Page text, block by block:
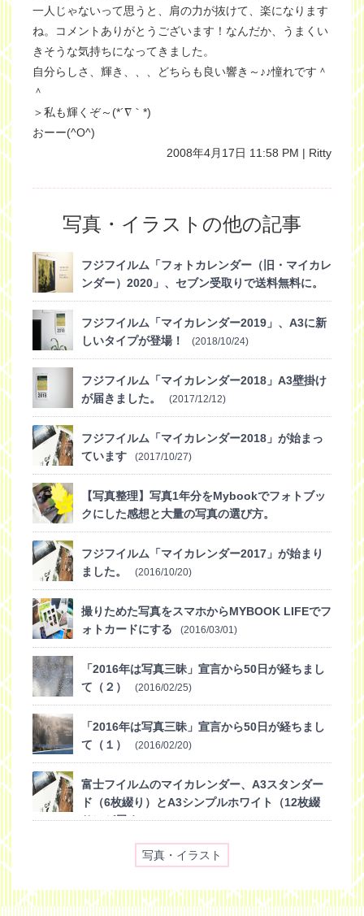
一人じゃないって思うと、肩の力が抜けて、楽になります
ね。コメントありがとうございます！なんだか、うまくい
きそうな気持ちになってきました。
自分らしさ、輝き、、、どちらも良い響き～♪♪憧れです＾
＾
＞私も輝くぞ～(*´∇｀*)
おーー(^O^)
2008年4月17日 11:58 PM | Ritty
写真・イラストの他の記事
フジフイルム「フォトカレンダー（旧・マイカレ
ンダー）2020」、セブン受取りで送料無料に。
(2019/10/30)
フジフイルム「マイカレンダー2019」、A3に新
しいタイプが登場！
(2018/10/24)
フジフイルム「マイカレンダー2018」A3壁掛け
が届きました。
(2017/12/12)
フジフイルム「マイカレンダー2018」が始まっ
ています
(2017/10/27)
【写真整理】写真1年分をMybookでフォトブッ
クにした感想と大量の写真の選び方。
(2016/12/07)
フジフイルム「マイカレンダー2017」が始まり
ました。
(2016/10/20)
撮りためた写真をスマホからMYBOOK LIFEでフ
ォトカードにする
(2016/03/01)
「2016年は写真三昧」宣言から50日が経ちまし
て（２）
(2016/02/25)
「2016年は写真三昧」宣言から50日が経ちまし
て（１）
(2016/02/20)
富士フイルムのマイカレンダー、A3スタンダー
ド（6枚綴り）とA3シンプルホワイト（12枚綴
り）が届く
(2015/12/08)
写真・イラスト